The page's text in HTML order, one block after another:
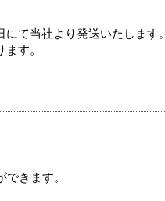
て当社より発送いたします。
す。
きます。